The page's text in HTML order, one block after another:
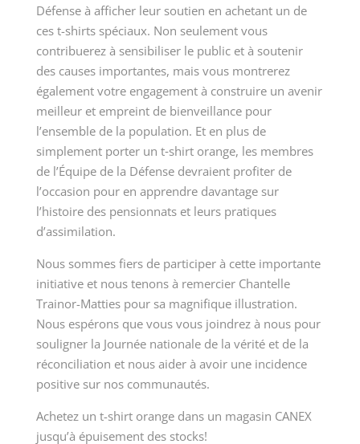
Défense à afficher leur soutien en achetant un de
ces t-shirts spéciaux. Non seulement vous
contribuerez à sensibiliser le public et à soutenir
des causes importantes, mais vous montrerez
également votre engagement à construire un avenir
meilleur et empreint de bienveillance pour
l’ensemble de la population. Et en plus de
simplement porter un t‑shirt orange, les membres
de l’Équipe de la Défense devraient profiter de
l’occasion pour en apprendre davantage sur
l’histoire des pensionnats et leurs pratiques
d’assimilation.
Nous sommes fiers de participer à cette importante
initiative et nous tenons à remercier Chantelle
Trainor-Matties pour sa magnifique illustration.
Nous espérons que vous vous joindrez à nous pour
souligner la Journée nationale de la vérité et de la
réconciliation et nous aider à avoir une incidence
positive sur nos communautés.
Achetez un t-shirt orange dans un magasin CANEX
jusqu’à épuisement des stocks!